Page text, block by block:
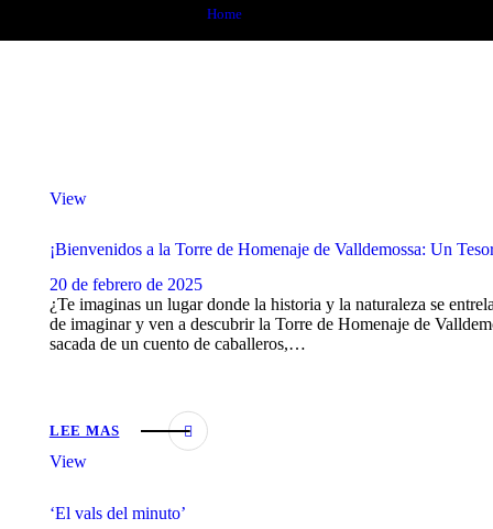
Home
View
¡Bienvenidos a la Torre de Homenaje de Valldemossa: Un
20 de febrero de 2025
¿Te imaginas un lugar donde la historia y la naturaleza se
de imaginar y ven a descubrir la Torre de Homenaje de
sacada de un cuento de caballeros,…
LEE MAS
View
‘El vals del minuto’